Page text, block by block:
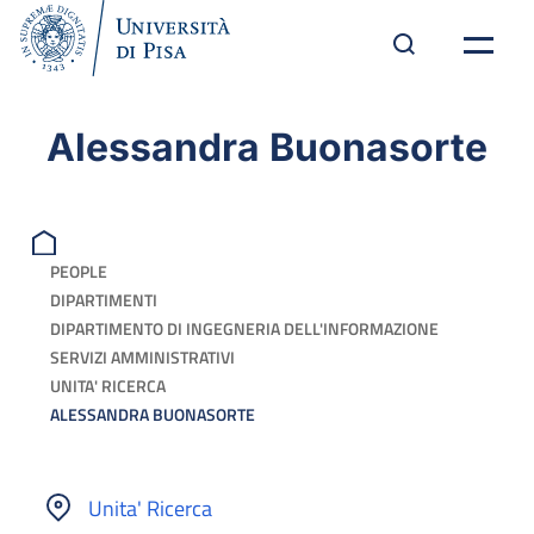
Alessandra Buonasorte
PEOPLE
DIPARTIMENTI
DIPARTIMENTO DI INGEGNERIA DELL'INFORMAZIONE
SERVIZI AMMINISTRATIVI
UNITA' RICERCA
ALESSANDRA BUONASORTE
Unita' Ricerca